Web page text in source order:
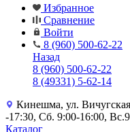
Избранное
Сравнение
Войти
8 (960) 500-62-22
Назад
8 (960) 500-62-22
8 (49331) 5-62-14
Кинешма, ул.
-17:30, Сб. 9:00-16:00,
Каталог